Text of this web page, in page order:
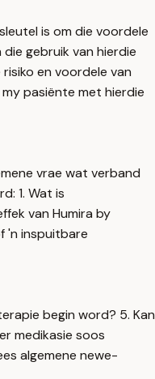
is om die voordele
gebruik van hierdie
en voordele van
pasiënte met hierdie
vrae wat verband
1. Wat is
van Humira by
'n inspuitbare
begin word? 5. Kan
medikasie soos
algemene newe-